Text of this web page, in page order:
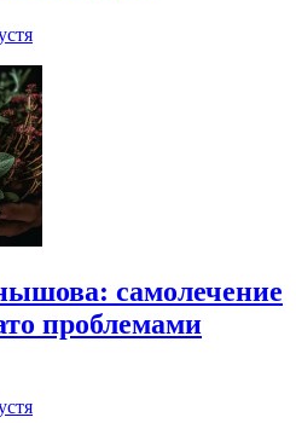
самолечение
проблемами